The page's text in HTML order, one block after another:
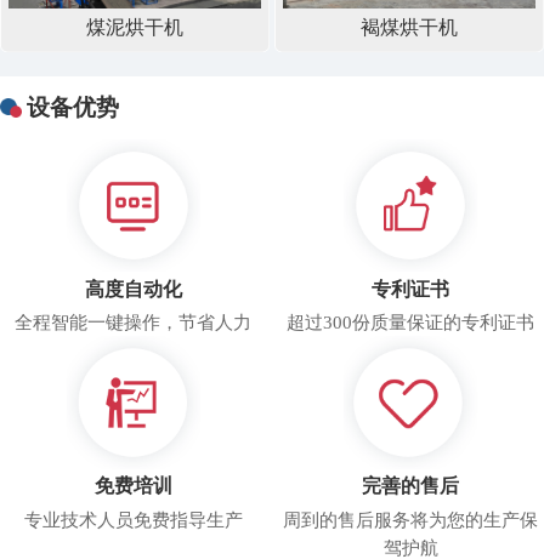
煤泥烘干机 褐煤烘干机
设备优势
高度自动化
全程智能一键操作，节省人力
专利证书
超过300份质量保证的专利证书
免费培训
专业技术人员免费指导生产
完善的售后
周到的售后服务将为您的生产保
驾护航